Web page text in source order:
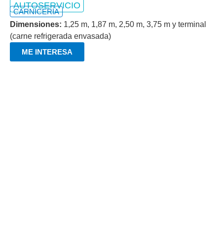
AUTOSERVICIO
CARNICERÍA
Dimensiones: 1,25 m, 1,87 m, 2,50 m, 3,75 m y terminal
(carne refrigerada envasada)
ME INTERESA